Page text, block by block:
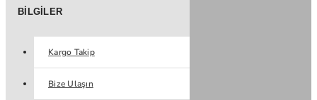
BILGILER
Kargo Takip
Bize Ulaşın